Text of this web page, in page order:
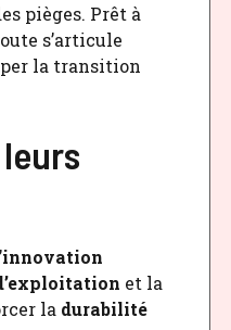
pièges. Prêt à
s’articule
la transition
innovation
et la
la durabilité